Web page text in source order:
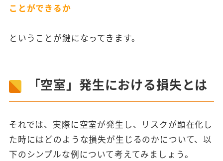
ことができるか
ということが鍵になってきます。
「空室」発生における損失とは
それでは、実際に空室が発生し、リスクが顕在化し
た時にはどのような損失が生じるのかについて、以
下のシンプルな例について考えてみましょう。